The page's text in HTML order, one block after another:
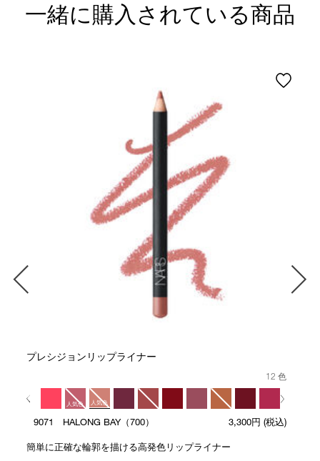
一緒に購入されている商品
プレシジョンリップライナー
12 色
人気色 人気色
9071 HALONG BAY（700） 3,300円 (税込)
簡単に正確な輪郭を描ける高発色リップライナー